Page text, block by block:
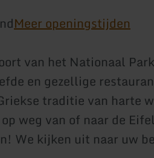
Meer openingstijden
van het Nationaal
en gezellige
traditie van harte
weg van of naar de
We kijken uit naar uw